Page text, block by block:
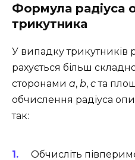
Формула радіуса
трикутника
У випадку трикутників
рахується більш
сторонами a, b, cта
обчислення радіуса
так:
Обчисліть